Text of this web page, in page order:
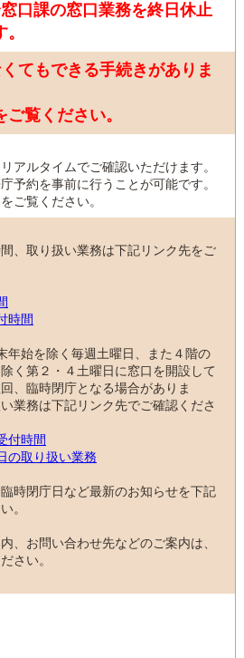
口課の窓口業務を終日休止
てもできる手続きがありま
ご覧ください。
アルタイムでご確認いただけます。
予約を事前に行うことが可能です。
をご覧ください。
、取り扱い業務は下記リンク先をご
時間
年始を除く毎週土曜日、また４階の
く第２・４土曜日に窓口を開設して
、臨時閉庁となる場合がありま
業務は下記リンク先でご確認くださ
付時間
の取り扱い業務
時閉庁日など最新のお知らせを下記
。
、お問い合わせ先などのご案内は、
さい。